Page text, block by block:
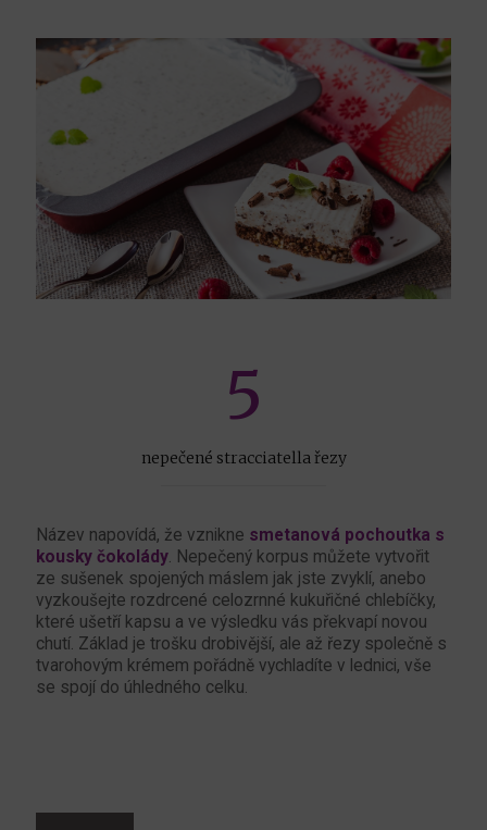
5
nepečené stracciatella řezy
Název napovídá, že vznikne smetanová pochoutka s
kousky čokolády. Nepečený korpus můžete vytvořit
ze sušenek spojených máslem jak jste zvyklí, anebo
vyzkoušejte rozdrcené celozrnné kukuřičné chlebíčky,
které ušetří kapsu a ve výsledku vás překvapí novou
chutí. Základ je trošku drobivější, ale až řezy společně s
tvarohovým krémem pořádně vychladíte v lednici, vše
se spojí do úhledného celku.